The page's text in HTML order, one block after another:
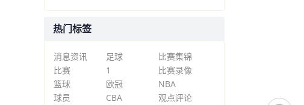
热门标签
消息资讯 足球
比赛集锦
比赛
1
比赛录像
篮球
欧冠
NBA
球员
CBA 观点评论